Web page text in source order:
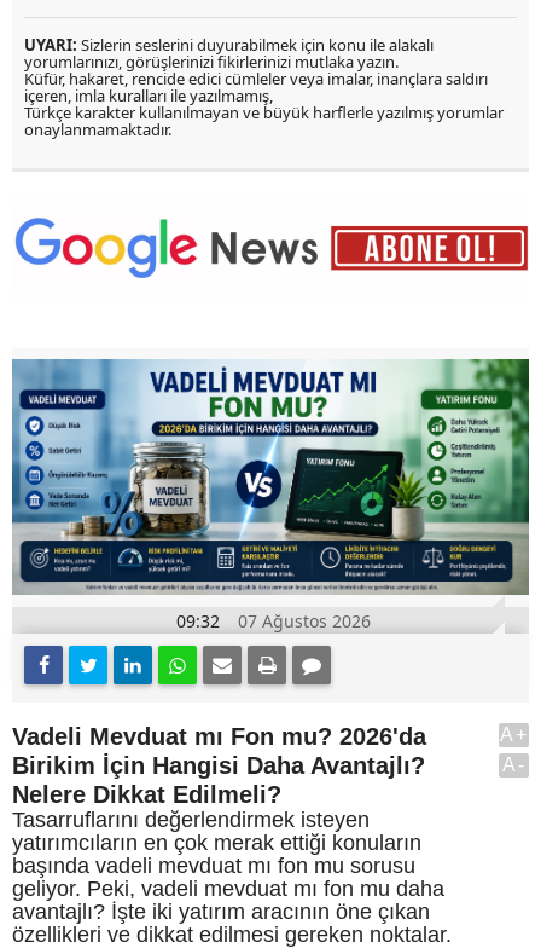
UYARI: Sizlerin seslerini duyurabilmek için konu ile alakalı
yorumlarınızı, görüşlerinizi fikirlerinizi mutlaka yazın.
Küfür, hakaret, rencide edici cümleler veya imalar, inançlara saldırı
içeren, imla kuralları ile yazılmamış,
Türkçe karakter kullanılmayan ve büyük harflerle yazılmış yorumlar
onaylanmamaktadır.
09:32 07 Ağustos 2026
Vadeli Mevduat mı Fon mu? 2026'da
Birikim İçin Hangisi Daha Avantajlı?
Nelere Dikkat Edilmeli?
Tasarruflarını değerlendirmek isteyen
yatırımcıların en çok merak ettiği konuların
başında vadeli mevduat mı fon mu sorusu
geliyor. Peki, vadeli mevduat mı fon mu daha
avantajlı? İşte iki yatırım aracının öne çıkan
özellikleri ve dikkat edilmesi gereken noktalar.
A+
A-